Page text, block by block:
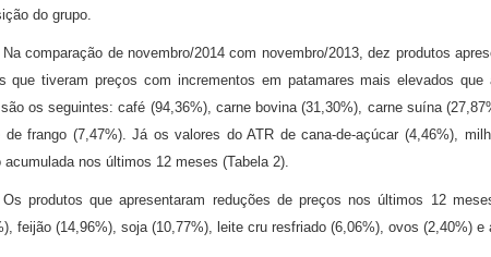
do grupo.
Na comparação de novembro/2014 com novembro/2013, dez produtos
que tiveram preços com incrementos em patamares mais elevados
os seguintes: café (94,36%), carne bovina (31,30%), carne suína
de frango (7,47%). Já os valores do ATR de cana-de-açúcar (4,46%),
acumulada nos últimos 12 meses (Tabela 2).
Os produtos que apresentaram reduções de preços nos últimos 12
feijão (14,96%), soja (10,77%), leite cru resfriado (6,06%), ovos (2,40%) e